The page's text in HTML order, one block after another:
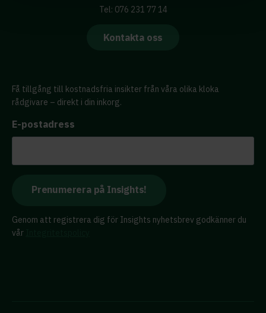
Tel: 076 231 77 14
Kontakta oss
Få tillgång till kostnadsfria insikter från våra olika kloka
rådgivare – direkt i din inkorg.
E-postadress
Genom att registrera dig för Insights nyhetsbrev godkänner du
vår